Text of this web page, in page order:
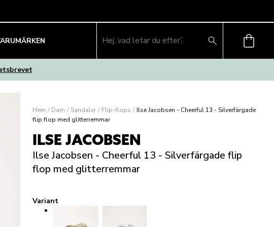
Hem / Dam / Sandaler / Flip-flops / Ilse Jacobsen - Cheerful 13 - Silverfärgade
flip flop med glitterremmar
ILSE JACOBSEN
Ilse Jacobsen - Cheerful 13 - Silverfärgade flip
flop med glitterremmar
Variant